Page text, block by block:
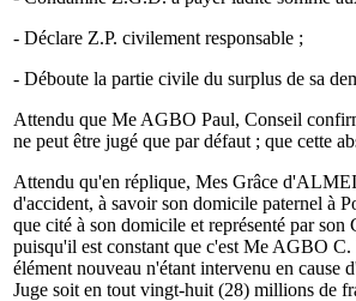
- Déclare Z.P. civilement responsable ;
- Déboute la partie civile du surplus de sa
Attendu que Me AGBO Paul, Conseil
ne peut être jugé que par défaut ; que cette
Attendu qu'en réplique, Mes Grâce
d'accident, à savoir son domicile paternel à
que cité à son domicile et représenté par
puisqu'il est constant que c'est Me AGBO
élément nouveau n'étant intervenu en cause
Juge soit en tout vingt-huit (28) millions de